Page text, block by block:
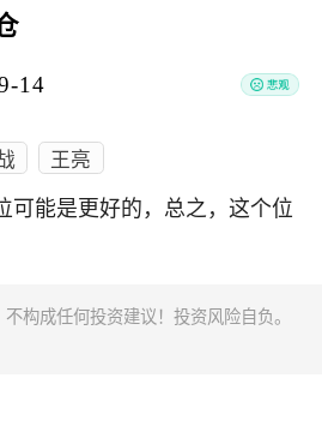
14
王亮
可能是更好的，总之，这个位
构成任何投资建议！投资风险自负。